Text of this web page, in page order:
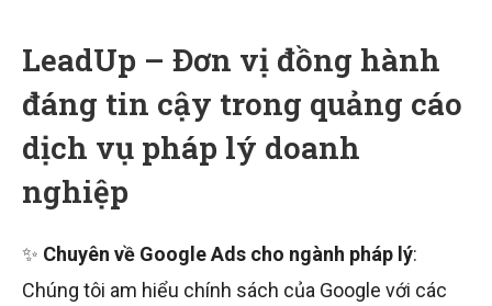
LeadUp – Đơn vị đồng hành
đáng tin cậy trong quảng cáo
dịch vụ pháp lý doanh
nghiệp
✨ Chuyên về Google Ads cho ngành pháp lý:
Chúng tôi am hiểu chính sách của Google với các